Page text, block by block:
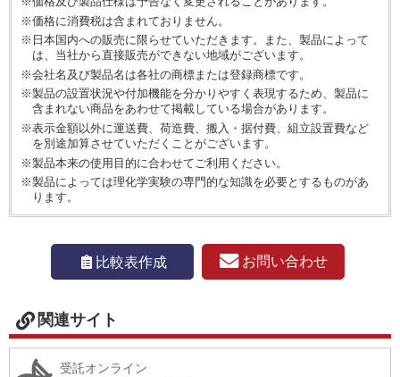
※価格に消費税は含まれておりません。
※日本国内への販売に限らせていただきます。また、製品によって
は、当社から直接販売ができない地域がございます。
※会社名及び製品名は各社の商標または登録商標です。
※製品の設置状況や付加機能を分かりやすく表現するため、製品に
含まれない商品をあわせて掲載している場合があります。
※表示金額以外に運送費、荷造費、搬入・据付費、組立設置費など
を別途加算させていただくことがございます。
※製品本来の使用目的に合わせてご利用ください。
※製品によっては理化学実験の専門的な知識を必要とするものがあ
ります。
比較表作成 お問い合わせ
関連サイト
受託オンライン